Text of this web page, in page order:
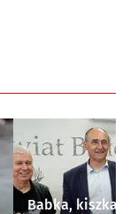
Babka, kiszka i